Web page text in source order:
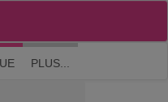
? Visite guidée
PLUS...